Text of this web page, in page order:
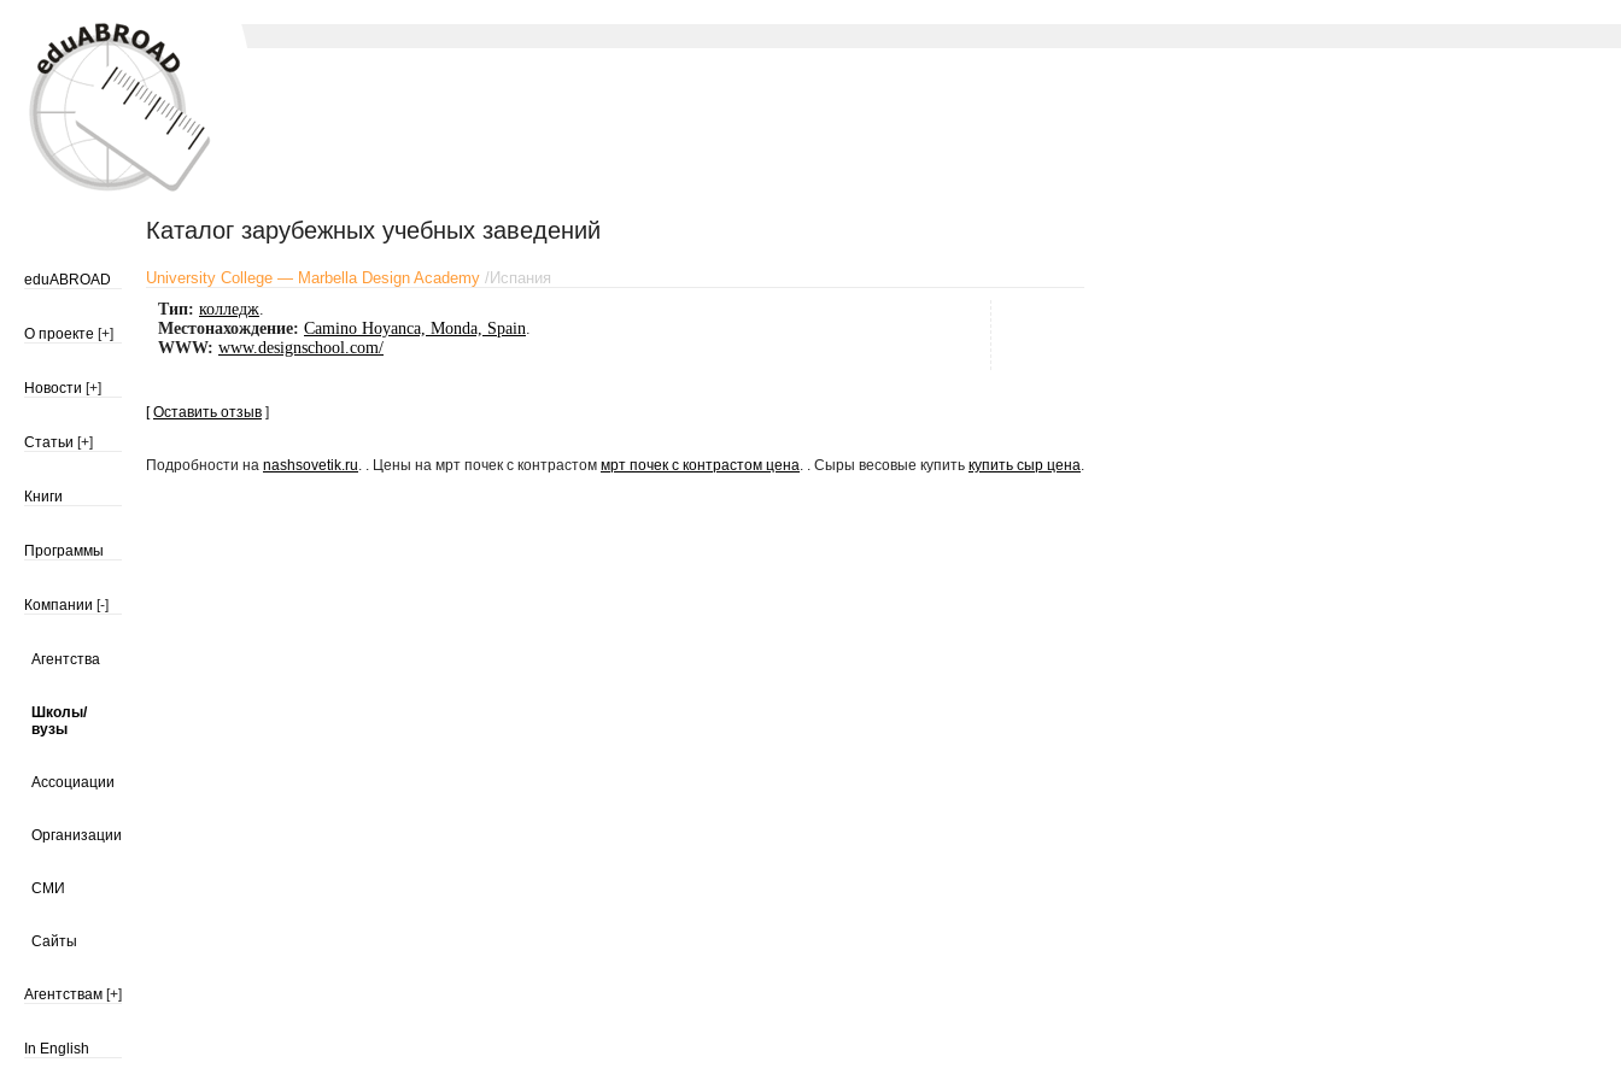
Каталог зарубежных учебных заведений
eduABROAD
О проекте [+]
Новости [+]
Статьи [+]
Книги
Программы
Компании [-]
Агентства
Школы/
вузы
Ассоциации
Организации
СМИ
Сайты
Агентствам [+]
In English
University College — Marbella Design Academy /Испания
Тип: колледж.
Местонахождение: Camino Hoyanca, Monda, Spain.
WWW: www.designschool.com/
[Оставить отзыв ]
Подробности на nashsovetik.ru. . Цены на мрт почек с контрастом мрт почек с контрастом цена. . Сыры весовые купить купить сыр цена.